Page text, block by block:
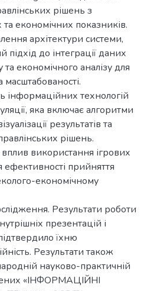
рішень з
економічних показників.
архітектури системи,
до інтеграції даних
економічного аналізу для
масштабованості.
інформаційних технологій
яка включає алгоритми
результатів та
рішень.
використання ігрових
прийняття
економічному
Результати роботи
презентацій і
їхню
Результати також
науково-практичній
«ІНФОРМАЦІЙНІ